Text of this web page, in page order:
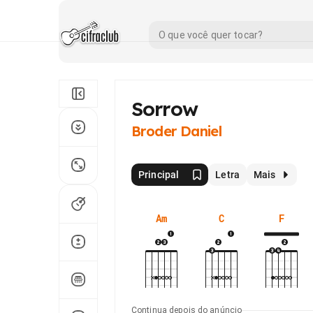
Sorrow
Broder Daniel
Principal Letra Mais
Am C F
Continua depois do anúncio